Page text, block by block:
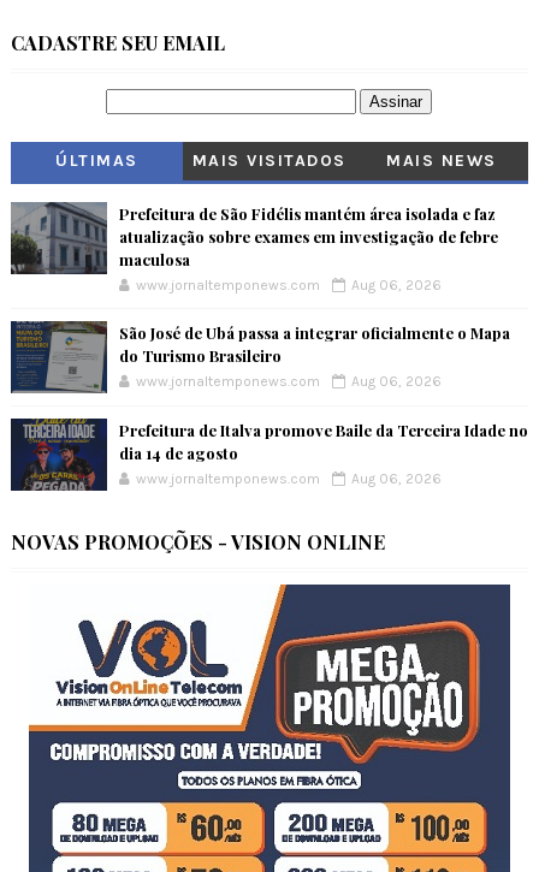
CADASTRE SEU EMAIL
ÚLTIMAS MAIS VISITADOS MAIS NEWS
Prefeitura de São Fidélis mantém área isolada e faz
atualização sobre exames em investigação de febre
maculosa
www.jornaltemponews.com Aug 06, 2026
São José de Ubá passa a integrar oficialmente o Mapa
do Turismo Brasileiro
www.jornaltemponews.com Aug 06, 2026
Prefeitura de Italva promove Baile da Terceira Idade no
dia 14 de agosto
www.jornaltemponews.com Aug 06, 2026
NOVAS PROMOÇÕES - VISION ONLINE